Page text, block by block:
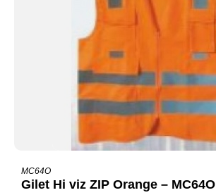
MC64O
Gilet Hi viz ZIP Orange – MC64O